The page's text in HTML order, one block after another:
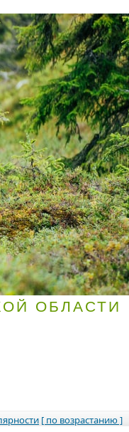
ОБЛАСТИ
[ по возрастанию ]